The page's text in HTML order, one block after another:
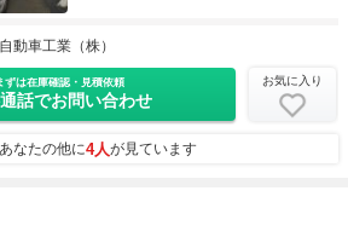
動車工業（株）
ずは在庫確認・見積依頼
話でお問い合わせ
お気に入り
なたの他に4人が見ています